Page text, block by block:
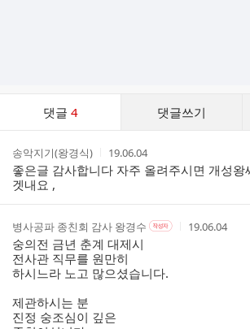
댓글 4 댓글쓰기
트
작
성
자
송악지기(왕경식)
작
성
시
19.06.04
좋은글 감사합니다 자주 올려주시면 개성왕
겟내요 ,
작
성
자
병사공파 종친회 감사 왕경수 작
본
인
작
작
19.06.04
숭의전 금년 춘계 대제시
전사관 직무를 원만히
하시느라 노고 많으셨습니다.
제관하시는 분
진정 숭조심이 깊은